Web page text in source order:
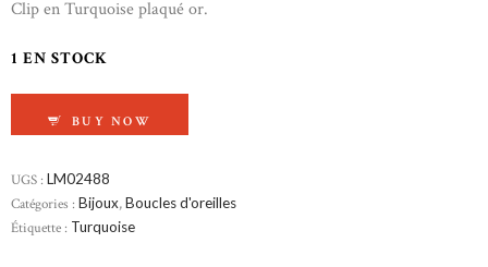
Clip en Turquoise plaqué or.
1 EN STOCK
BUY NOW
UGS : LM02488
Catégories : Bijoux,Boucles d'oreilles
Étiquette : Turquoise